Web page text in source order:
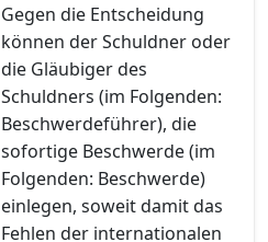
Gegen die Entscheidung
können der Schuldner oder
die Gläubiger des
Schuldners (im Folgenden:
Beschwerdeführer), die
sofortige Beschwerde (im
Folgenden: Beschwerde)
einlegen, soweit damit das
Fehlen der internationalen